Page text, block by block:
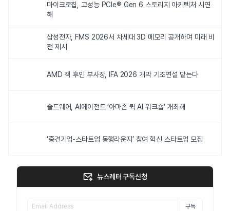
마이크로칩, 고성능 PCIe® Gen 6 스토리지 아키텍처 시연
해
삼성전자, FMS 2026서 차세대 3D 메모리 공개하며 미래 비
전 제시
AMD 잭 후인 부사장, IFA 2026 개막 기조연설 맡는다
솔트웨어, AI에이전트 ‘아마존 퀵 AI 워크숍’ 개최해
‘중견기업-스타트업 동행라운지’ 참여 혁신 스타트업 모집
뉴스레터 구독신청
구독